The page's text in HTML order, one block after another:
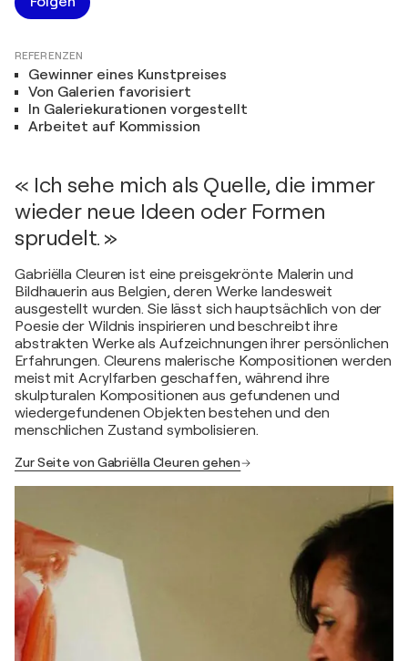
REFERENZEN
Gewinner eines Kunstpreises
Von Galerien favorisiert
In Galeriekurationen vorgestellt
Arbeitet auf Kommission
« Ich sehe mich als Quelle, die immer
wieder neue Ideen oder Formen
sprudelt. »
Gabriëlla Cleuren ist eine preisgekrönte Malerin und
Bildhauerin aus Belgien, deren Werke landesweit
ausgestellt wurden. Sie lässt sich hauptsächlich von der
Poesie der Wildnis inspirieren und beschreibt ihre
abstrakten Werke als Aufzeichnungen ihrer persönlichen
Erfahrungen. Cleurens malerische Kompositionen werden
meist mit Acrylfarben geschaffen, während ihre
skulpturalen Kompositionen aus gefundenen und
wiedergefundenen Objekten bestehen und den
menschlichen Zustand symbolisieren.
Zur Seite von Gabriëlla Cleuren gehen